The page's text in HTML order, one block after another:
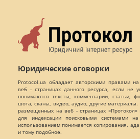
Юридические оговорки
Protocol.ua обладает авторскими правами
веб - страницах данного ресурса, если не
понимаются тексты, комментарии, статьи,
шота, сканы, видео, аудио, другие
размещенных на веб - страницах «Протокол»
для индексации поисковыми системами
использованием понимается копирования,
и тому подобное.